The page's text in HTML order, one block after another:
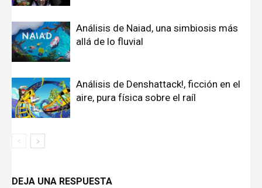
Análisis de Naiad, una simbiosis más
allá de lo fluvial
Análisis de Denshattack!, ficción en el
aire, pura física sobre el raíl
DEJA UNA RESPUESTA